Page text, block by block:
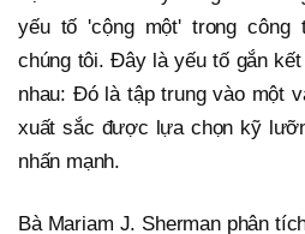
yếu tố 'cộng một' trong công
chúng tôi. Đây là yếu tố gắn
nhau: Đó là tập trung vào một
xuất sắc được lựa chọn kỹ
nhấn mạnh.
Bà Mariam J. Sherman phân